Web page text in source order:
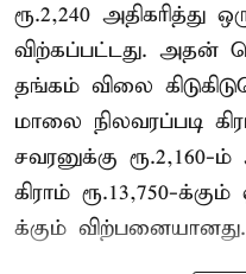
ரூ.2,240 அதிகரித்து
விற்கப்பட்டது. அதன்
தங்கம் விலை
மாலை நிலவரப்படி
சவரனுக்கு ரூ.2,160-
கிராம் ரூ.13,750-
க்கும் விற்பனையானது.